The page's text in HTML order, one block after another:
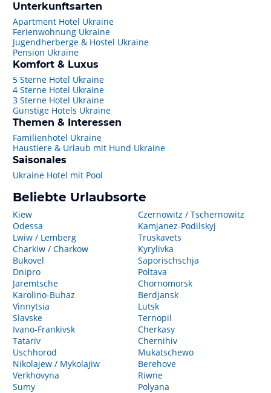
Unterkunftsarten
Apartment Hotel Ukraine
Ferienwohnung Ukraine
Jugendherberge & Hostel Ukraine
Pension Ukraine
Komfort & Luxus
5 Sterne Hotel Ukraine
4 Sterne Hotel Ukraine
3 Sterne Hotel Ukraine
Günstige Hotels Ukraine
Themen & Interessen
Familienhotel Ukraine
Haustiere & Urlaub mit Hund Ukraine
Saisonales
Ukraine Hotel mit Pool
Beliebte Urlaubsorte
Kiew
Odessa
Lwiw / Lemberg
Charkiw / Charkow
Bukovel
Dnipro
Jaremtsche
Karolino-Buhaz
Vinnytsia
Slavske
Ivano-Frankivsk
Tatariv
Uschhorod
Nikolajew / Mykolajiw
Verkhovyna
Sumy
Czernowitz / Tschernowitz
Kamjanez-Podilskyj
Truskavets
Kyrylivka
Saporischschja
Poltava
Chornomorsk
Berdjansk
Lutsk
Ternopil
Cherkasy
Chernihiv
Mukatschewo
Berehove
Riwne
Polyana